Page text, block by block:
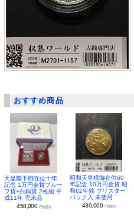
おすすめ商品
天皇陛下御在位十年
記念 1万円金貨プルー
フ貨+白銅貨 2枚組 平
成11年 完未品
458,000 円(税別)
昭和天皇様御在位60
年記念 10万円金貨 昭
和62年銘 ブリスター
パック入 未使用
430,000 円(税別)